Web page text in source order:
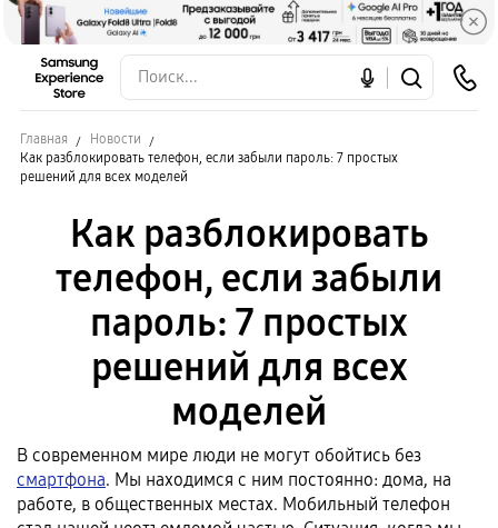
Главная
Новости
Как разблокировать телефон, если забыли пароль: 7 простых
решений для всех моделей
Как разблокировать
телефон, если забыли
пароль: 7 простых
решений для всех
моделей
В современном мире люди не могут обойтись без
смартфона. Мы находимся с ним постоянно: дома, на
работе, в общественных местах. Мобильный телефон